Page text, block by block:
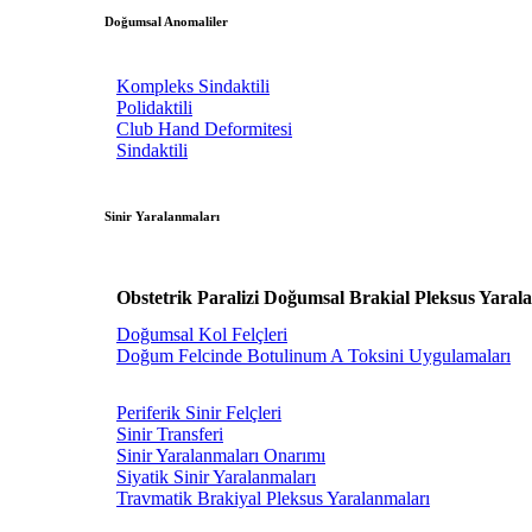
Doğumsal Anomaliler
Kompleks Sindaktili
Polidaktili
Club Hand Deformitesi
Sindaktili
Sinir Yaralanmaları
Obstetrik Paralizi Doğumsal Brakial Pleksus
Doğumsal Kol Felçleri
Doğum Felcinde Botulinum A Toksini Uygulamaları
Periferik Sinir Felçleri
Sinir Transferi
Sinir Yaralanmaları Onarımı
Siyatik Sinir Yaralanmaları
Travmatik Brakiyal Pleksus Yaralanmaları